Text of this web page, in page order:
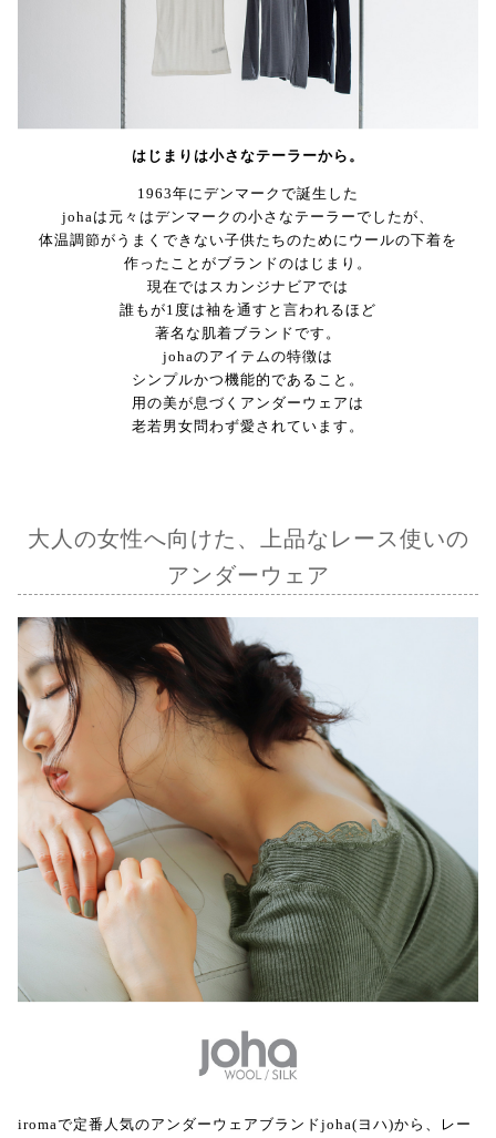
はじまりは小さなテーラーから。
1963年にデンマークで誕生した
johaは元々はデンマークの小さなテーラーでしたが、
体温調節がうまくできない子供たちのためにウールの下着を
作ったことがブランドのはじまり。
現在ではスカンジナビアでは
誰もが1度は袖を通すと言われるほど
著名な肌着ブランドです。
johaのアイテムの特徴は
シンプルかつ機能的であること。
用の美が息づくアンダーウェアは
老若男女問わず愛されています。
大人の女性へ向けた、上品なレース使いの
アンダーウェア
iromaで定番人気のアンダーウェアブランドjoha(ヨハ)から、レー